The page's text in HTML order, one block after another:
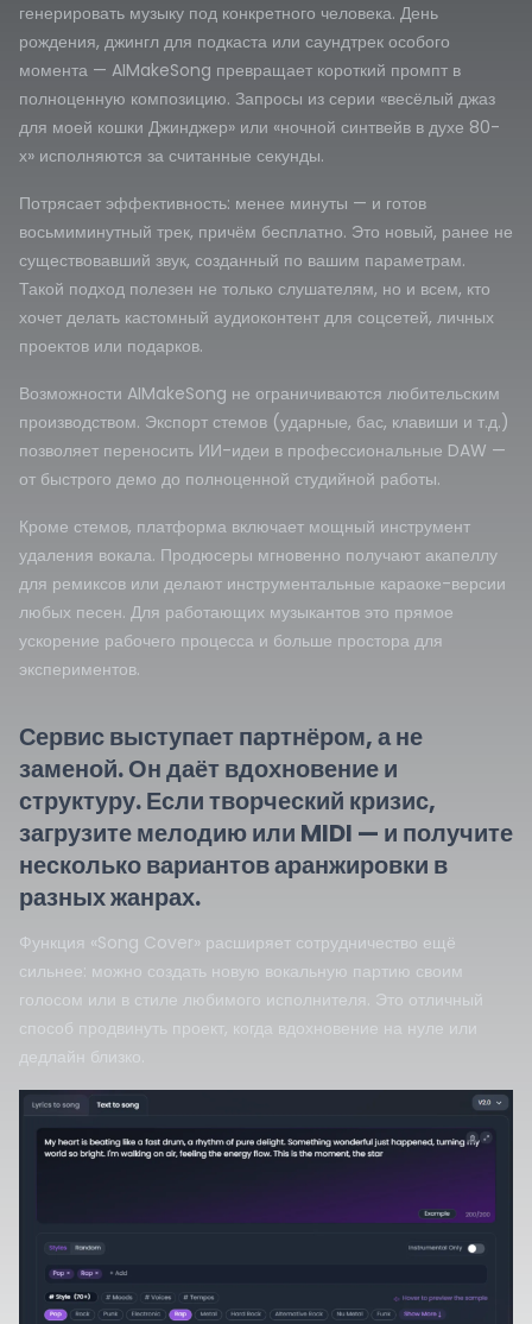
генерировать музыку под конкретного человека. День
рождения, джингл для подкаста или саундтрек особого
момента — AIMakeSong превращает короткий промпт в
полноценную композицию. Запросы из серии «весёлый джаз
для моей кошки Джинджер» или «ночной синтвейв в духе 80-
х» исполняются за считанные секунды.
Потрясает эффективность: менее минуты — и готов
восьмиминутный трек, причём бесплатно. Это новый, ранее не
существовавший звук, созданный по вашим параметрам.
Такой подход полезен не только слушателям, но и всем, кто
хочет делать кастомный аудиоконтент для соцсетей, личных
проектов или подарков.
Возможности AIMakeSong не ограничиваются любительским
производством. Экспорт стемов (ударные, бас, клавиши и т.д.)
позволяет переносить ИИ-идеи в профессиональные DAW —
от быстрого демо до полноценной студийной работы.
Кроме стемов, платформа включает мощный инструмент
удаления вокала. Продюсеры мгновенно получают акапеллу
для ремиксов или делают инструментальные караоке-версии
любых песен. Для работающих музыкантов это прямое
ускорение рабочего процесса и больше простора для
экспериментов.
Сервис выступает партнёром, а не
заменой. Он даёт вдохновение и
структуру. Если творческий кризис,
загрузите мелодию или MIDI — и получите
несколько вариантов аранжировки в
разных жанрах.
Функция «Song Cover» расширяет сотрудничество ещё
сильнее: можно создать новую вокальную партию своим
голосом или в стиле любимого исполнителя. Это отличный
способ продвинуть проект, когда вдохновение на нуле или
дедлайн близко.